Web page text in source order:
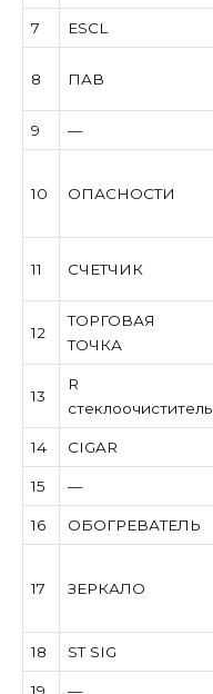
7 ESCL
8 ПАВ
9 —
10 ОПАСНОСТИ
11 СЧЕТЧИК
12
ТОРГОВАЯ
ТОЧКА
13
R
стеклоочиститель
14 CIGAR
15 —
16 ОБОГРЕВАТЕЛЬ
17 ЗЕРКАЛО
18 ST SIG